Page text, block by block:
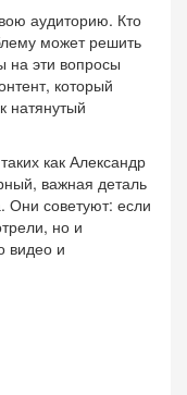
аудиторию. Кто
может решить
на эти вопросы
который
натянутый
как Александр
важная деталь
Они советуют: если
но и
видео и